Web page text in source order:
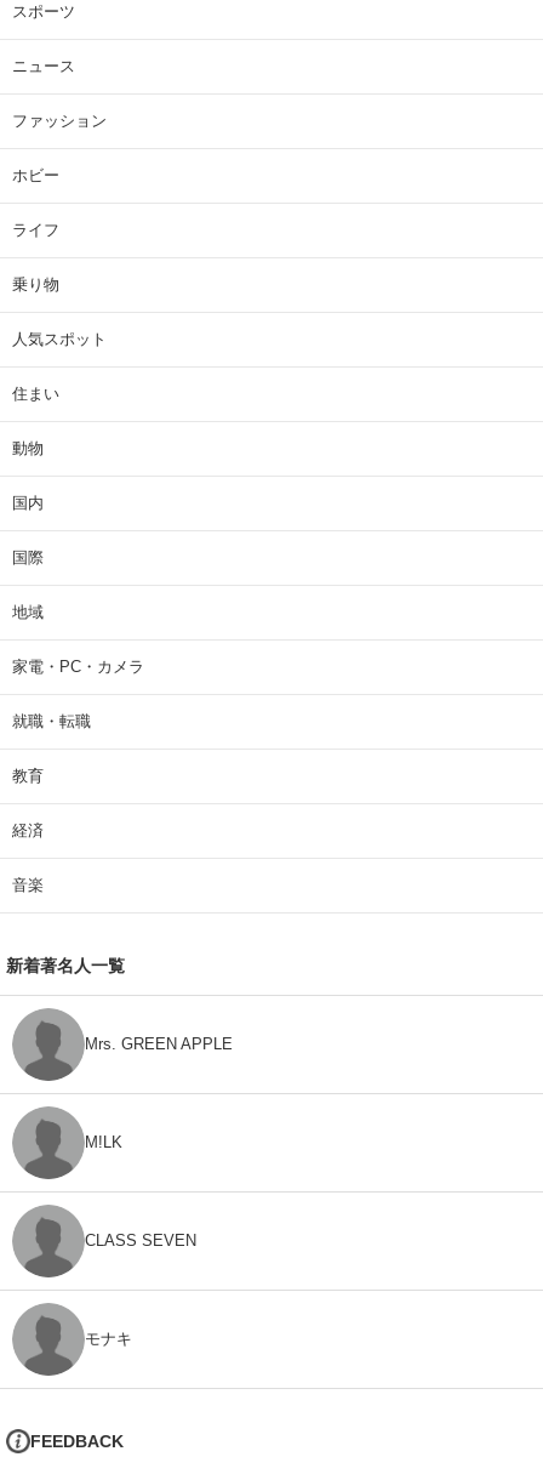
スポーツ
ニュース
ファッション
ホビー
ライフ
乗り物
人気スポット
住まい
動物
国内
国際
地域
家電・PC・カメラ
就職・転職
教育
経済
音楽
新着著名人一覧
Mrs. GREEN APPLE
M!LK
CLASS SEVEN
モナキ
FEEDBACK